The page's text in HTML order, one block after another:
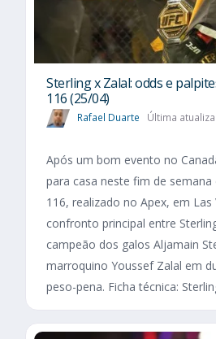
Sterling x Zalal: odds e
116 (25/04)
Rafael Duarte Última
Após um bom evento no
para casa neste fim de semana
116, realizado no Apex, em Las
confronto principal entre
campeão dos galos Aljamain
marroquino Youssef Zalal em
peso-pena. Ficha técnica: